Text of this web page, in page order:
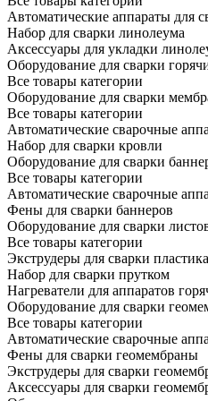
Автоматические аппараты для
Набор для сварки линолеума
Аксессуары для укладки
Оборудование для сварки
Все товары категории
Оборудование для сварки
Все товары категории
Автоматические сварочные
Набор для сварки кровли
Оборудование для сварки
Все товары категории
Автоматические сварочные
Фены для сварки баннеров
Оборудование для сварки
Все товары категории
Экструдеры для сварки пластика
Набор для сварки прутком
Нагреватели для аппаратов
Оборудование для сварки
Все товары категории
Автоматические сварочные
Фены для сварки геомембраны
Экструдеры для сварки
Аксессуары для сварки